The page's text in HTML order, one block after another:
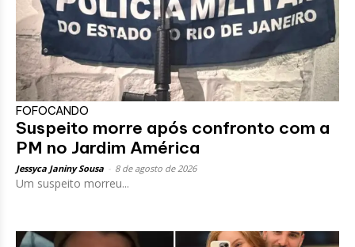
FOFOCANDO
Suspeito morre após confronto com a
PM no Jardim América
Jessyca Janiny Sousa 8 de agosto de 2026
Um suspeito morreu...